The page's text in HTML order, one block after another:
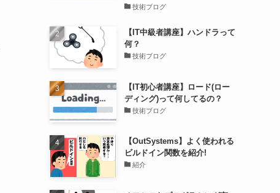
技術ブログ
【IT中級者講座】ハンドラって
何？
技術ブログ
【IT初心者講座】ロード(ロー
ディング)って何してるの？
技術ブログ
【OutSystems】よく使われる
ビルドイン関数を紹介!
紹介